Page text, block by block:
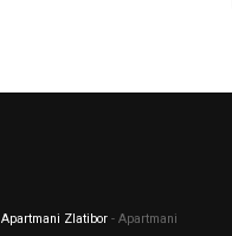
Apartmani Zlatibor - Apartmani